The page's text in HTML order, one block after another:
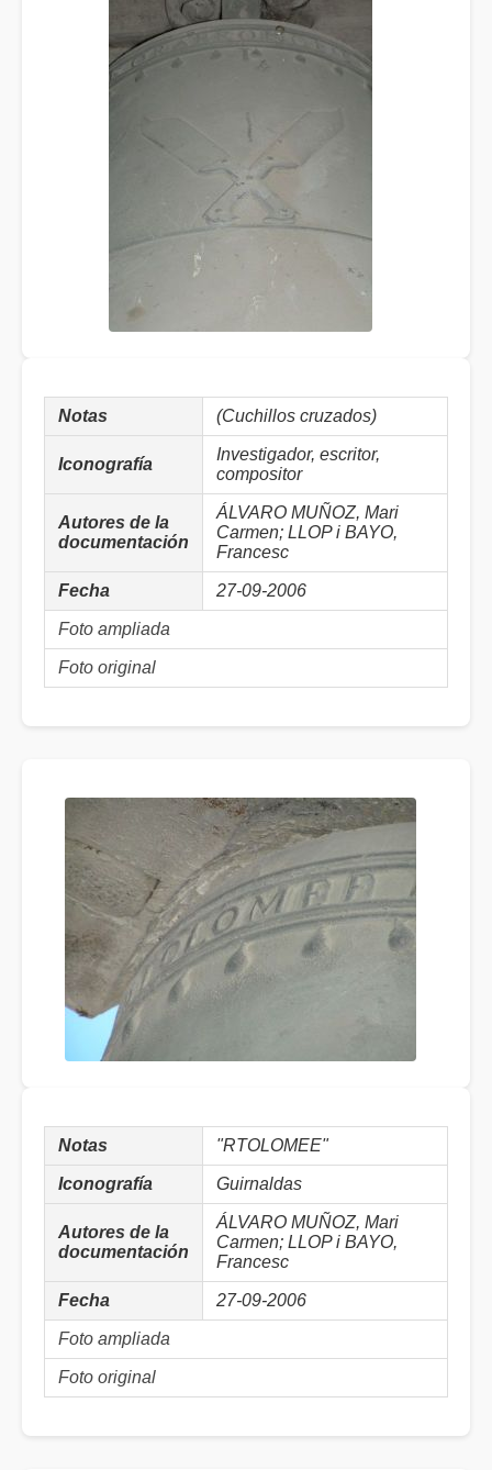
Notas (Cuchillos cruzados)
Iconografía
Investigador, escritor,
compositor
Autores de la
documentación
ÁLVARO MUÑOZ, Mari
Carmen; LLOP i BAYO,
Francesc
Fecha 27-09-2006
Foto ampliada
Foto original
Notas "RTOLOMEE"
Iconografía Guirnaldas
Autores de la
documentación
ÁLVARO MUÑOZ, Mari
Carmen; LLOP i BAYO,
Francesc
Fecha 27-09-2006
Foto ampliada
Foto original